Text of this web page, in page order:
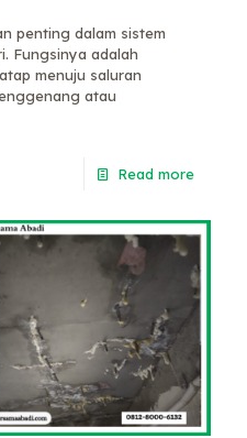
penting dalam sistem
Fungsinya adalah
menuju saluran
atau
Read more